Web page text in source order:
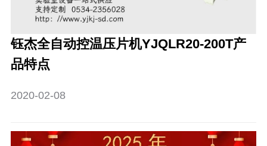
钰杰全自动控温压片机YJQLR20-200T产
品特点
2020-02-08